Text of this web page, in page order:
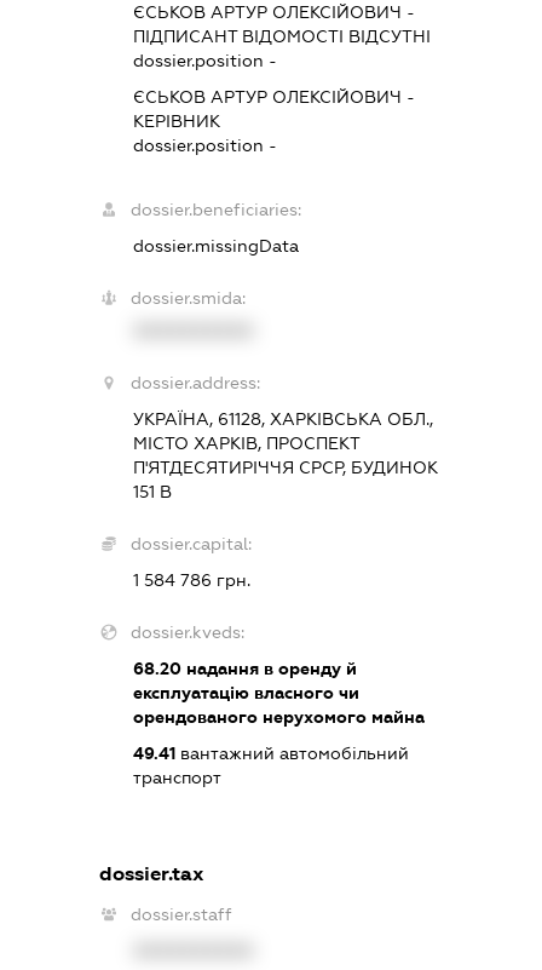
ЄСЬКОВ АРТУР ОЛЕКСІЙОВИЧ -
ПІДПИСАНТВІДОМОСТІ ВІДСУТНІ
dossier.position -
ЄСЬКОВ АРТУР ОЛЕКСІЙОВИЧ -
КЕРІВНИК
dossier.position -
dossier.beneficiaries:
dossier.missingData
dossier.smida:
dossier.address:
УКРАЇНА, 61128, ХАРКІВСЬКА ОБЛ.,
МІСТО ХАРКІВ, ПРОСПЕКТ
П'ЯТДЕСЯТИРІЧЧЯ СРСР, БУДИНОК
151 В
dossier.capital:
1 584 786 грн.
dossier.kveds:
68.20 надання в оренду й
експлуатацію власного чи
орендованого нерухомого майна
49.41 вантажний автомобільний
транспорт
dossier.tax
dossier.staff